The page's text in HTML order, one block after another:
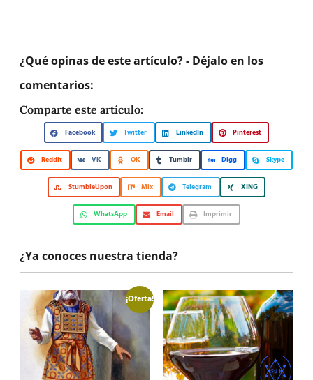
¿Qué opinas de este artículo? - Déjalo en los
comentarios:
Comparte este artículo:
Facebook Twitter LinkedIn Pinterest
Reddit VK OK Tumblr Digg Skype
StumbleUpon Mix Telegram XING
WhatsApp Email Imprimir
¿Ya conoces nuestra tienda?
¡Oferta!